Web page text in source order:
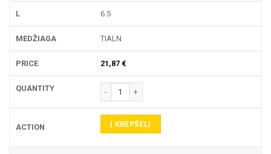
6.5
TIALN
21,87 €
produkto kiekis: 721 TEKINIMO PLOKŠTELĖ
Į KREPŠELĮ